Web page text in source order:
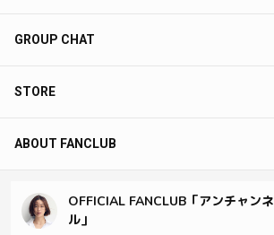
GROUP CHAT
STORE
ABOUT FANCLUB
OFFICIAL FANCLUB「アンチャンネ
ル」